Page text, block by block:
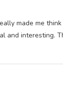
made me
and interesting.